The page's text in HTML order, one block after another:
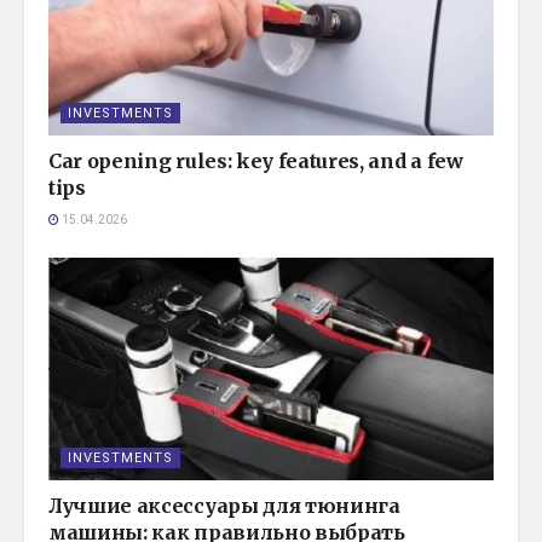
INVESTMENTS
Car opening rules: key features, and a few
tips
15.04.2026
INVESTMENTS
Лучшие аксессуары для тюнинга
машины: как правильно выбрать